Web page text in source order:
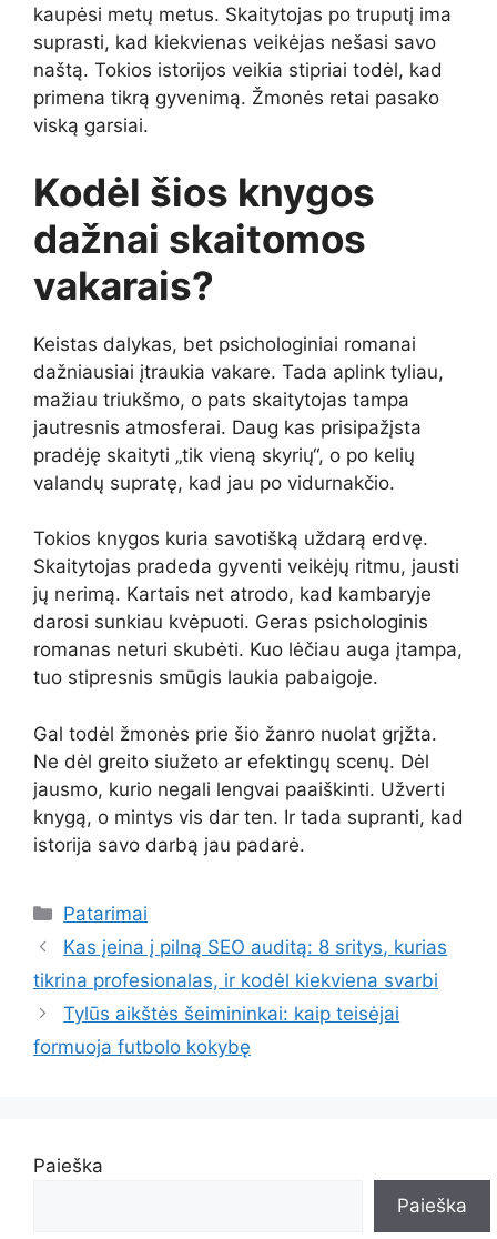
kaupėsi metų metus. Skaitytojas po truputį ima
suprasti, kad kiekvienas veikėjas nešasi savo
naštą. Tokios istorijos veikia stipriai todėl, kad
primena tikrą gyvenimą. Žmonės retai pasako
viską garsiai.
Kodėl šios knygos
dažnai skaitomos
vakarais?
Keistas dalykas, bet psichologiniai romanai
dažniausiai įtraukia vakare. Tada aplink tyliau,
mažiau triukšmo, o pats skaitytojas tampa
jautresnis atmosferai. Daug kas prisipažįsta
pradėję skaityti „tik vieną skyrių“, o po kelių
valandų supratę, kad jau po vidurnakčio.
Tokios knygos kuria savotišką uždarą erdvę.
Skaitytojas pradeda gyventi veikėjų ritmu, jausti
jų nerimą. Kartais net atrodo, kad kambaryje
darosi sunkiau kvėpuoti. Geras psichologinis
romanas neturi skubėti. Kuo lėčiau auga įtampa,
tuo stipresnis smūgis laukia pabaigoje.
Gal todėl žmonės prie šio žanro nuolat grįžta.
Ne dėl greito siužeto ar efektingų scenų. Dėl
jausmo, kurio negali lengvai paaiškinti. Užverti
knygą, o mintys vis dar ten. Ir tada supranti, kad
istorija savo darbą jau padarė.
Kategorijos
Patarimai
Kas įeina į pilną SEO auditą: 8 sritys, kurias
tikrina profesionalas, ir kodėl kiekviena svarbi
Tylūs aikštės šeimininkai: kaip teisėjai
formuoja futbolo kokybę
Paieška
Paieška